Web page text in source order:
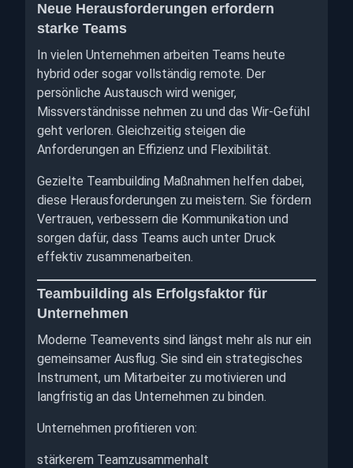
Neue Herausforderungen erfordern
starke Teams
In vielen Unternehmen arbeiten Teams heute
hybrid oder sogar vollständig remote. Der
persönliche Austausch wird weniger,
Missverständnisse nehmen zu und das Wir-Gefühl
geht verloren. Gleichzeitig steigen die
Anforderungen an Effizienz und Flexibilität.
Gezielte Teambuilding Maßnahmen helfen dabei,
diese Herausforderungen zu meistern. Sie fördern
Vertrauen, verbessern die Kommunikation und
sorgen dafür, dass Teams auch unter Druck
effektiv zusammenarbeiten.
Teambuilding als Erfolgsfaktor für
Unternehmen
Moderne Teamevents sind längst mehr als nur ein
gemeinsamer Ausflug. Sie sind ein strategisches
Instrument, um Mitarbeiter zu motivieren und
langfristig an das Unternehmen zu binden.
Unternehmen profitieren von:
stärkerem Teamzusammenhalt